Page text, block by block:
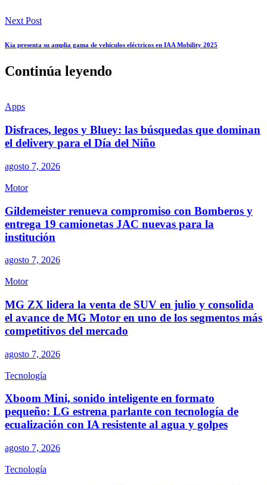
Next Post
Kia presenta su amplia gama de vehículos eléctricos en IAA Mobility 2025
Continúa leyendo
Apps
Disfraces, legos y Bluey: las búsquedas que dominan
el delivery para el Día del Niño
agosto 7, 2026
Motor
Gildemeister renueva compromiso con Bomberos y
entrega 19 camionetas JAC nuevas para la
institución
agosto 7, 2026
Motor
MG ZX lidera la venta de SUV en julio y consolida
el avance de MG Motor en uno de los segmentos más
competitivos del mercado
agosto 7, 2026
Tecnología
Xboom Mini, sonido inteligente en formato
pequeño: LG estrena parlante con tecnología de
ecualización con IA resistente al agua y golpes
agosto 7, 2026
Tecnología